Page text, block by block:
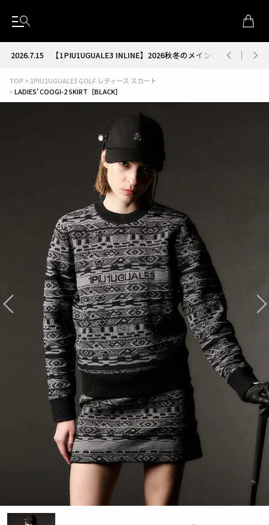
2026.7.15【1PIU1UGUALE3 INLINE】2026秋冬のメインコレクションが
TOP
1PIU1UGUALE3 GOLF レディース スカート
LADIES' COOGI-2 SKIRT［BLACK］